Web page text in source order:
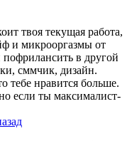
твоя текущая работа,
и микрооргазмы от
пофрилансить в другой
сммчик, дизайн.
тебе нравится больше.
если ты максималист-